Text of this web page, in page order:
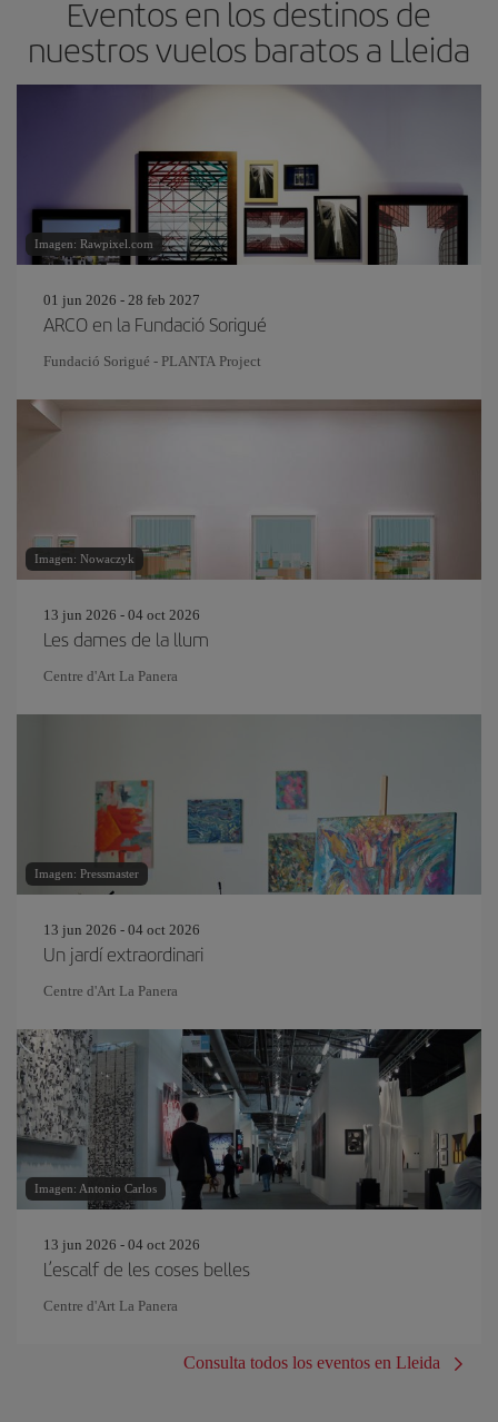
Eventos en los destinos de
nuestros vuelos baratos a Lleida
Imagen: Rawpixel.com
01 jun 2026 - 28 feb 2027
ARCO en la Fundació Sorigué
Fundació Sorigué - PLANTA Project
Imagen: Nowaczyk
13 jun 2026 - 04 oct 2026
Les dames de la llum
Centre d'Art La Panera
Imagen: Pressmaster
13 jun 2026 - 04 oct 2026
Un jardí extraordinari
Centre d'Art La Panera
Imagen: Antonio Carlos
13 jun 2026 - 04 oct 2026
L’escalf de les coses belles
Centre d'Art La Panera
Consulta todos los eventos en Lleida